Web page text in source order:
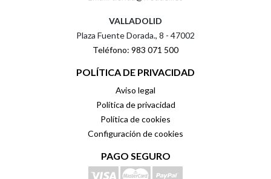
VALLADOLID
Plaza Fuente Dorada., 8 - 47002
Teléfono: 983 071 500
POLÍTICA DE PRIVACIDAD
Aviso legal
Política de privacidad
Política de cookies
Configuración de cookies
PAGO SEGURO